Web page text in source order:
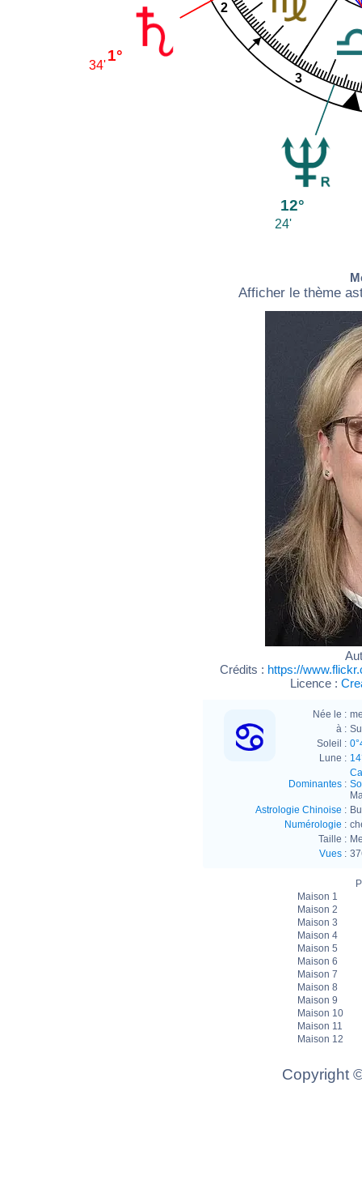
2
3
1°
34'
12°
24'
Afficher le thème
Crédits : https://
Licence :
Née le :
à :
Soleil :
Lune :
Dominantes:
Astrologie Chinoise :
Numérologie :
Taille :
Vues:
Maison 1
Maison 2
Maison 3
Maison 4
Maison 5
Maison 6
Maison 7
Maison 8
Maison 9
Maison 10
Maison 11
Maison 12
Copyright